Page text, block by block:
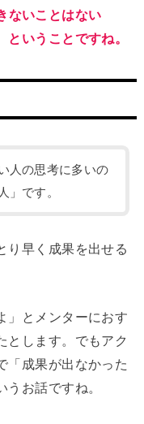
ないことはない
いうことですね。
人の思考に多いの
」です。
り早く成果を出せる
」とメンターにおす
とします。でもアク
「成果が出なかった
お話ですね。